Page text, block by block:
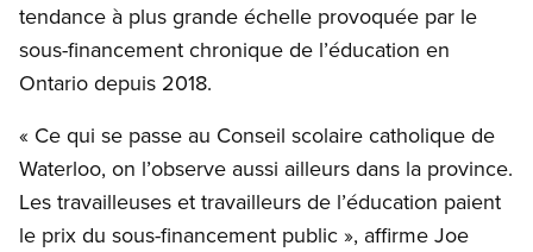
tendance à plus grande échelle provoquée par le
sous-financement chronique de l’éducation en
Ontario depuis 2018.
« Ce qui se passe au Conseil scolaire catholique de
Waterloo, on l’observe aussi ailleurs dans la province.
Les travailleuses et travailleurs de l’éducation paient
le prix du sous-financement public », affirme Joe